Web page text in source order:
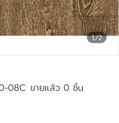
1/2
08C ขายแล้ว 0 ชิ้น